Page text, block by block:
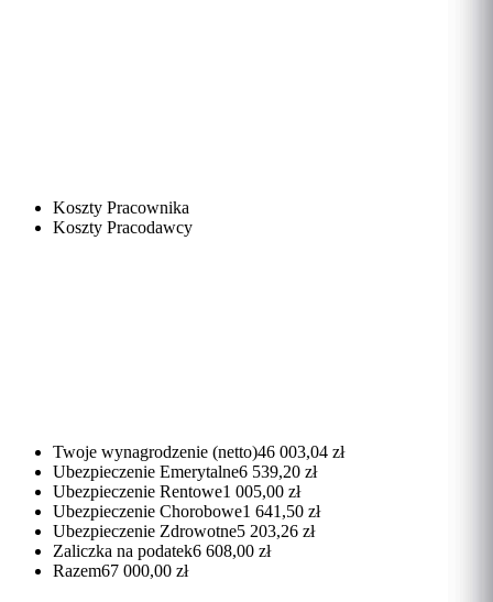
Koszty Pracownika
Koszty Pracodawcy
Twoje wynagrodzenie (netto)46 003,04 zł
Ubezpieczenie Emerytalne6 539,20 zł
Ubezpieczenie Rentowe1 005,00 zł
Ubezpieczenie Chorobowe1 641,50 zł
Ubezpieczenie Zdrowotne5 203,26 zł
Zaliczka na podatek6 608,00 zł
Razem67 000,00 zł